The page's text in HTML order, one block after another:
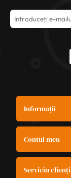
Informații
Contul meu
Serviciu clienți